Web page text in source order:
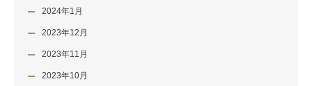
2024年1月
2023年12月
2023年11月
2023年10月